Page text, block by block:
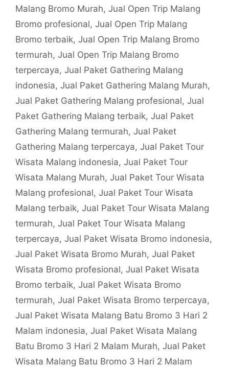
Malang Bromo Murah, Jual Open Trip Malang
Bromo profesional, Jual Open Trip Malang
Bromo terbaik, Jual Open Trip Malang Bromo
termurah, Jual Open Trip Malang Bromo
terpercaya, Jual Paket Gathering Malang
indonesia, Jual Paket Gathering Malang Murah,
Jual Paket Gathering Malang profesional, Jual
Paket Gathering Malang terbaik, Jual Paket
Gathering Malang termurah, Jual Paket
Gathering Malang terpercaya, Jual Paket Tour
Wisata Malang indonesia, Jual Paket Tour
Wisata Malang Murah, Jual Paket Tour Wisata
Malang profesional, Jual Paket Tour Wisata
Malang terbaik, Jual Paket Tour Wisata Malang
termurah, Jual Paket Tour Wisata Malang
terpercaya, Jual Paket Wisata Bromo indonesia,
Jual Paket Wisata Bromo Murah, Jual Paket
Wisata Bromo profesional, Jual Paket Wisata
Bromo terbaik, Jual Paket Wisata Bromo
termurah, Jual Paket Wisata Bromo terpercaya,
Jual Paket Wisata Malang Batu Bromo 3 Hari 2
Malam indonesia, Jual Paket Wisata Malang
Batu Bromo 3 Hari 2 Malam Murah, Jual Paket
Wisata Malang Batu Bromo 3 Hari 2 Malam